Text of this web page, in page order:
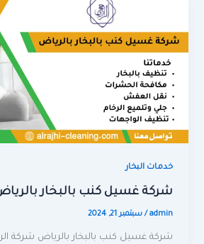
خدمات البخار
شركة غسيل كنب بالبخار
admin
/سبتمبر 21, 2024
شركة غسيل كنب بالبخار بالرياض شركة